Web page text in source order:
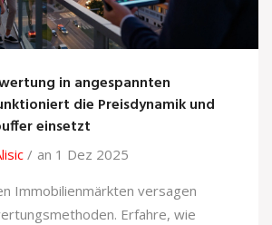
in angespannten
die Preisdynamik und
einsetzt
an 1 Dez 2025
Immobilienmärkten versagen
Erfahre, wie